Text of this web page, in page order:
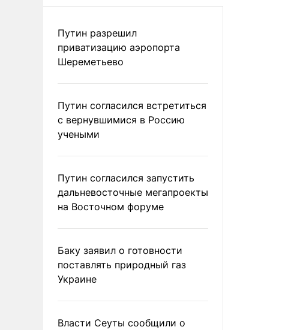
Путин разрешил
приватизацию аэропорта
Шереметьево
Путин согласился встретиться
с вернувшимися в Россию
учеными
Путин согласился запустить
дальневосточные мегапроекты
на Восточном форуме
Баку заявил о готовности
поставлять природный газ
Украине
Власти Сеуты сообщили о